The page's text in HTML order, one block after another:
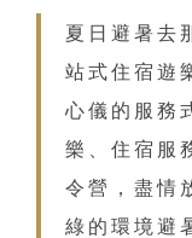
夏日避暑去
站式住宿遊
心儀的服務
樂、住宿服
令營，盡情
綠的環境避